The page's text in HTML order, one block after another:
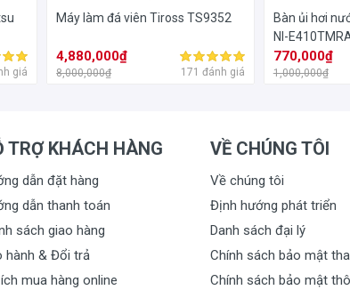
bằng gang đúc nguyên khối chống trượt, chịu lực, nhiệt
vật dụng quan trọng của nhà bếp, thiết kế công nghệ
chiếc bếp gas âm này đây là sự lựa chọn sáng suốt
giá
Máy làm đá viên Tiross TS9352
4,880,000₫
8,000,000₫ 171 đánh giá
Bàn ủi hơi
NI-
770,000₫
1,000,000₫
TRỢ KHÁCH HÀNG
dẫn đặt hàng
dẫn thanh toán
sách giao hàng
hành & Đổi trả
mua hàng online
VỀ CHÚNG TÔI
Về chúng tôi
Định hướng phát triển
Danh sách đại lý
Chính sách bảo mật
Chính sách bảo mật